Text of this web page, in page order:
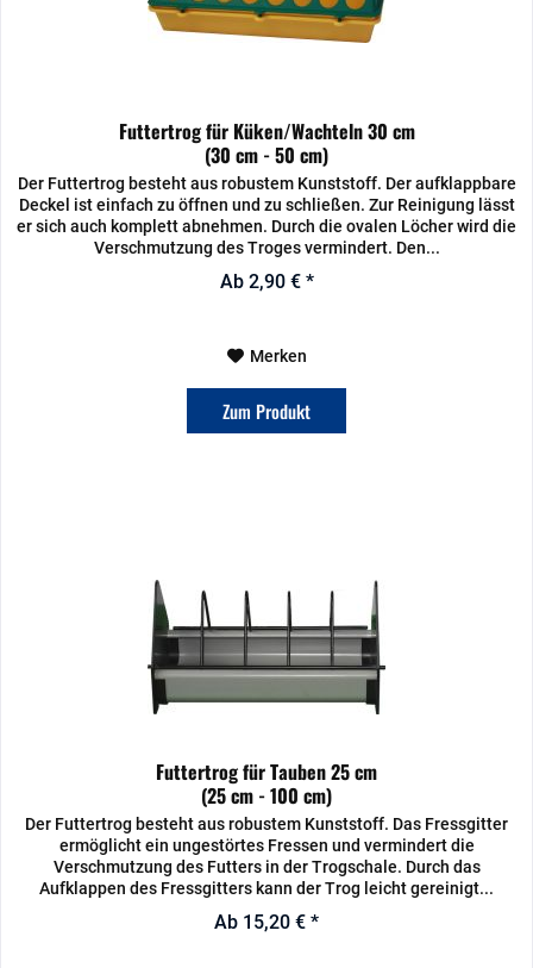
Futtertrog für Küken/Wachteln 30 cm
(30 cm - 50 cm)
Der Futtertrog besteht aus robustem Kunststoff. Der aufklappbare
Deckel ist einfach zu öffnen und zu schließen. Zur Reinigung lässt
er sich auch komplett abnehmen. Durch die ovalen Löcher wird die
Verschmutzung des Troges vermindert. Den...
Ab 2,90 € *
Merken
Zum Produkt
Futtertrog für Tauben 25 cm
(25 cm - 100 cm)
Der Futtertrog besteht aus robustem Kunststoff. Das Fressgitter
ermöglicht ein ungestörtes Fressen und vermindert die
Verschmutzung des Futters in der Trogschale. Durch das
Aufklappen des Fressgitters kann der Trog leicht gereinigt...
Ab 15,20 € *